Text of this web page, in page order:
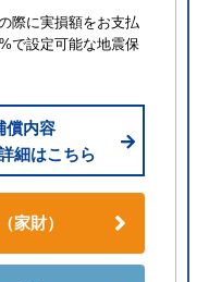
際に実損額をお支払
で設定可能な地震保
償内容
細はこちら
家財）